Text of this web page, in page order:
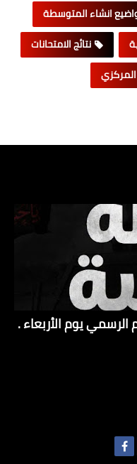
انشاء المتوسطة
نتائج الامتحانات
المركزي
الرسمي يوم الأربعاء .